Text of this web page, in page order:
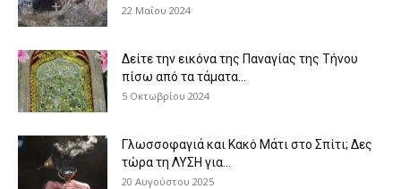
22 Μαΐου 2024
Δείτε την εικόνα της Παναγίας της Τήνου
πίσω από τα τάματα...
5 Οκτωβρίου 2024
Γλωσσοφαγιά και Κακό Μάτι στο Σπίτι; Δες
τώρα τη ΛΥΣΗ για...
20 Αυγούστου 2025